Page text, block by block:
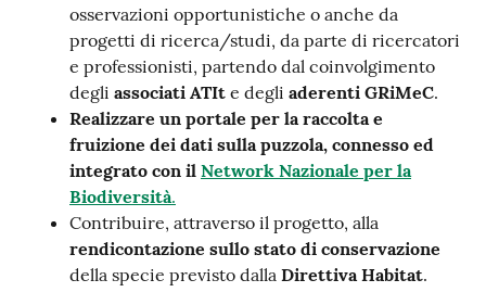
osservazioni opportunistiche o anche da
progetti di ricerca/studi, da parte di ricercatori
e professionisti, partendo dal coinvolgimento
degli associati ATIt e degli aderenti GRiMeC.
Realizzare un portale per la raccolta e
fruizione dei dati sulla puzzola, connesso ed
integrato con il Network Nazionale per la
Biodiversità.
Contribuire, attraverso il progetto, alla
rendicontazione sullo stato di conservazione
della specie previsto dalla Direttiva Habitat.